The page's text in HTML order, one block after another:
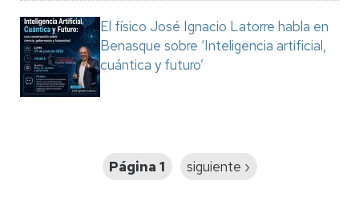
El físico José Ignacio Latorre habla en
Benasque sobre ‘Inteligencia artificial,
cuántica y futuro’
Página 1
Siguiente
siguiente ›